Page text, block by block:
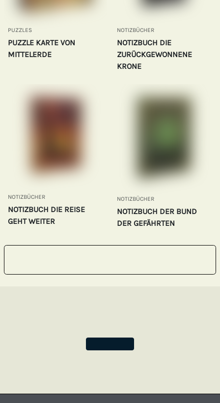
PUZZLES
PUZZLE KARTE VON
MITTELERDE
NOTIZBÜCHER
NOTIZBUCH DIE
ZURÜCKGEWONNENE
KRONE
NOTIZBÜCHER
NOTIZBUCH DIE REISE
GEHT WEITER
NOTIZBÜCHER
NOTIZBUCH DER BUND
DER GEFÄHRTEN